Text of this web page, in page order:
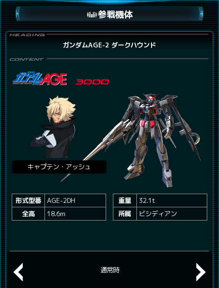
参戦機体
ガンダムAGE-2 ダークハウンド
キャプテン・アッシュ
形式型番
AGE-2DH
全高
18.6m
重量
32.1t
所属
ビシディアン
通常時